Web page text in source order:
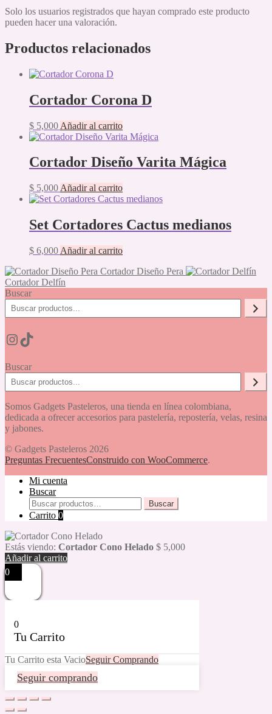
Solo los usuarios registrados que hayan comprado este producto
pueden hacer una valoración.
Productos relacionados
Cortador Corona D
$ 5,000 Añadir al carrito
Cortador Diseño Varita Mágica
$ 5,000 Añadir al carrito
Set Cortadores Cactus medianos
$ 6,000 Añadir al carrito
Cortador Diseño Pera
Cortador Delfín
Buscar
Instagram
TikTok
Buscar
Somos Gadgets Pasteleros, una tienda en línea colombiana,
dedicada a ofrecer accesorios para pastelería, repostería, velas, resina
y jabones.
© Gadgets Pasteleros 2026
Preguntas FrecuentesConstruido con WooCommerce.
Mi cuenta
Buscar
Buscar
por:
Buscar
Carrito 0
Estás viendo: Cortador Cono Helado $ 5,000
Añadir al carrito
0
0
Tu Carrito
Tu Carrito esta VacioSeguir Comprando
Seguir comprando